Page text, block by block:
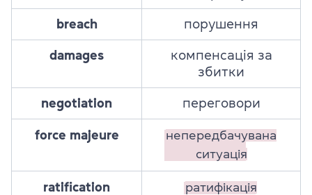
breach порушення
damages
компенсація за
збитки
negotiation переговори
force majeure
непередбачувана
ситуація
ratification ратифікація